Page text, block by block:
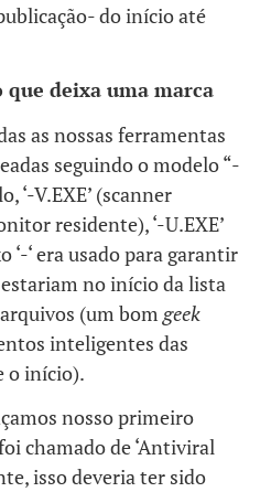
do início até
deixa uma marca
as nossas ferramentas
seguindo o modelo “-
‘-V.EXE’ (scanner
residente), ‘-U.EXE’
‘ era usado para garantir
no início da lista
(um bomgeek
inteligentes das
o início).
nosso primeiro
chamado de ‘Antiviral
isso deveria ter sido